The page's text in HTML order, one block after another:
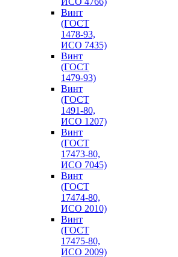
Винт
(ГОСТ
1478-93,
ИСО 7435)
Винт
(ГОСТ
1479-93)
Винт
(ГОСТ
1491-80,
ИСО 1207)
Винт
(ГОСТ
17473-80,
ИСО 7045)
Винт
(ГОСТ
17474-80,
ИСО 2010)
Винт
(ГОСТ
17475-80,
ИСО 2009)